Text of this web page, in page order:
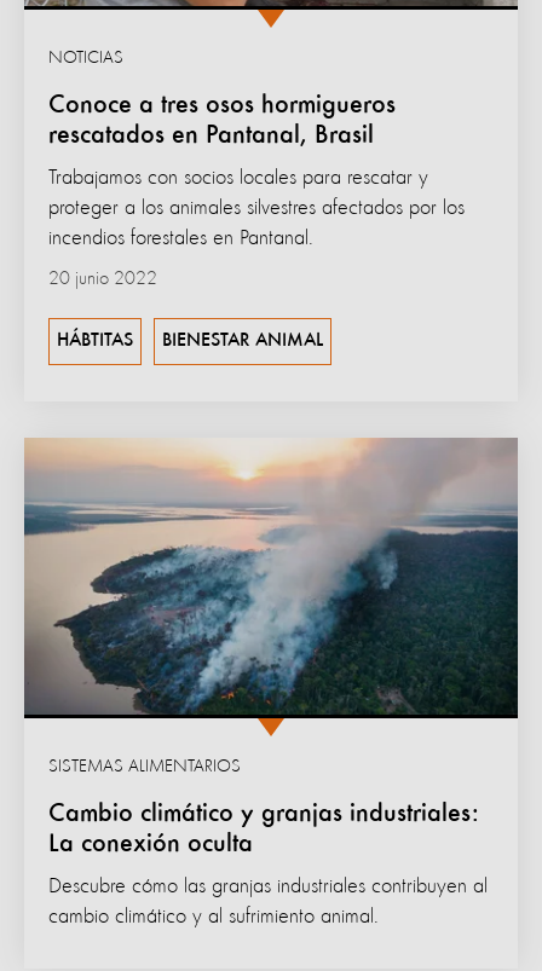
Conoce a tres osos hormigueros
rescatados en Pantanal, Brasil
NOTICIAS
Trabajamos con socios locales para rescatar y
proteger a los animales silvestres afectados por los
incendios forestales en Pantanal.
20 junio 2022
HÁBTITAS BIENESTAR ANIMAL
Cambio climático y granjas industriales:
La conexión oculta
SISTEMAS ALIMENTARIOS
Descubre cómo las granjas industriales contribuyen al
cambio climático y al sufrimiento animal.